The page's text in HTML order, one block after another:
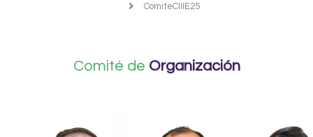
ComiteCIIIE25
Comité de Organización